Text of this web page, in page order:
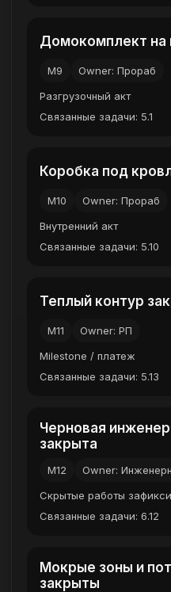
Домокомплект на
M9
Owner: Прораб
Разгрузочный акт
Связанные задачи: 5.1
Коробка под
M10
Owner: Прораб
Внутренний акт
Связанные задачи: 5.10
Теплый контур
M11
Owner: РП
Milestone / платеж
Связанные задачи: 5.13
Черновая
закрыта
M12
Owner:
Скрытые работы
Связанные задачи: 6.12
Мокрые зоны и
закрыты